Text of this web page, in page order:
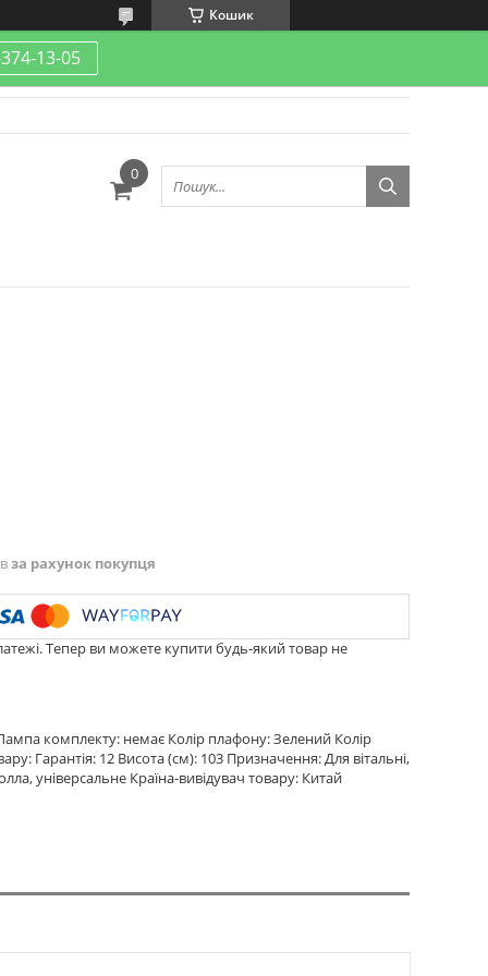
Кошик
13-05
за рахунок покупця
Тепер ви можете купити будь-який товар не
комплекту: немає Колір плафону: Зелений Колір
Гарантія: 12 Висота (см): 103 Призначення: Для вітальні,
універсальне Країна-вивідувач товару: Китай